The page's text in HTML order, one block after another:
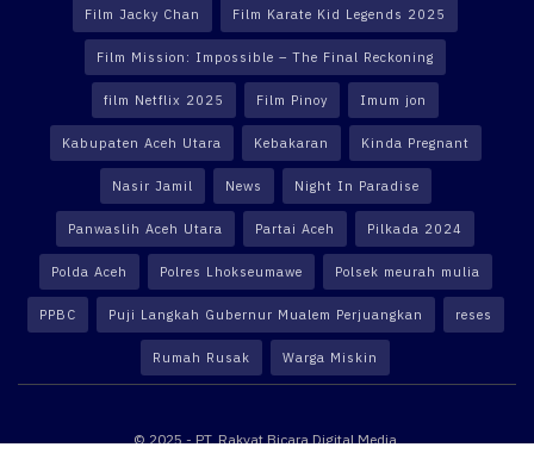
Film Jacky Chan Film Karate Kid Legends 2025
Film Mission: Impossible – The Final Reckoning
film Netflix 2025 Film Pinoy Imum jon
Kabupaten Aceh Utara Kebakaran Kinda Pregnant
Nasir Jamil News Night In Paradise
Panwaslih Aceh Utara Partai Aceh Pilkada 2024
Polda Aceh Polres Lhokseumawe Polsek meurah mulia
PPBC Puji Langkah Gubernur Mualem Perjuangkan reses
Rumah Rusak Warga Miskin
© 2025 - PT. Rakyat Bicara Digital Media.